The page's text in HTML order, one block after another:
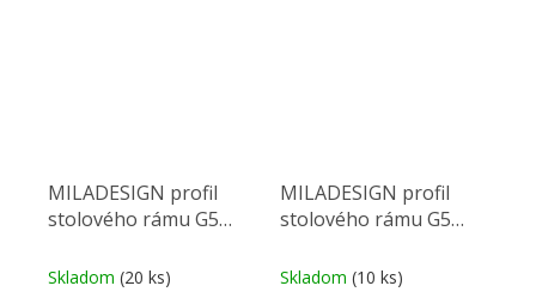
MILADESIGN profil
stolového rámu G5
Skladom (20 ks)
MILADESIGN profil
stolového rámu G5
Skladom (10 ks)